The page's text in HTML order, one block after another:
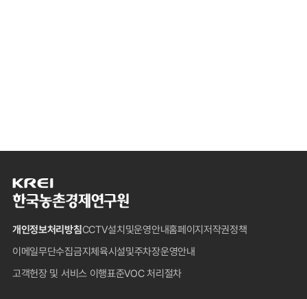
한
국
촌
경
제
연
개인정보처리방침CCTV설치및운영안내홈페이지저작권정책
이메일무단수집금지체육시설및주차장운영안내
고객헌장 및 서비스 이행표준VOC 처리절차